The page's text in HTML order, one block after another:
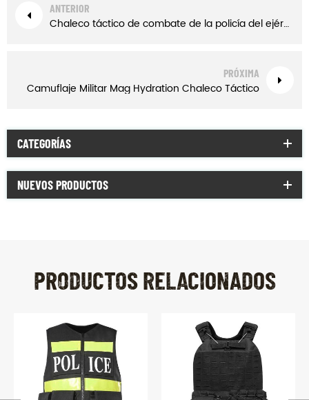
ANTERIOR
Chaleco táctico de combate de la policía del ejército militar de color caqui de alta calidad
PRÓXIMA
Camuflaje Militar Mag Hydration Chaleco Táctico
CATEGORÍAS
NUEVOS PRODUCTOS
PRODUCTOS RELACIONADOS